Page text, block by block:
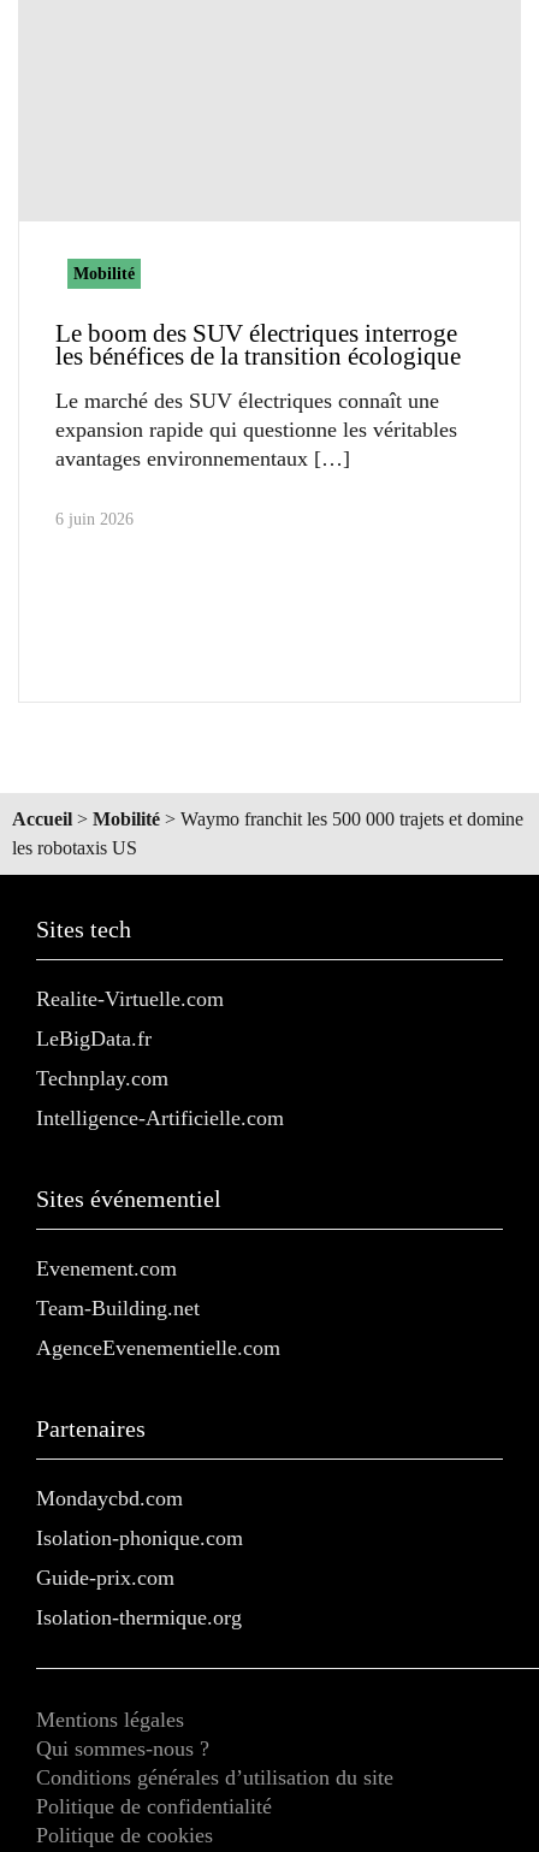
Mobilité
Le boom des SUV électriques interroge
les bénéfices de la transition écologique
Le marché des SUV électriques connaît une
expansion rapide qui questionne les véritables
avantages environnementaux
6 juin 2026
Accueil > Mobilité > Waymo franchit les 500 000 trajets et domine
les robotaxis US
Sites tech
Realite-Virtuelle.com
LeBigData.fr
Technplay.com
Intelligence-Artificielle.com
Sites événementiel
Evenement.com
Team-Building.net
AgenceEvenementielle.com
Partenaires
Mondaycbd.com
Isolation-phonique.com
Guide-prix.com
Isolation-thermique.org
Mentions légales
Qui sommes-nous ?
Conditions générales d’utilisation du site
Politique de confidentialité
Politique de cookies